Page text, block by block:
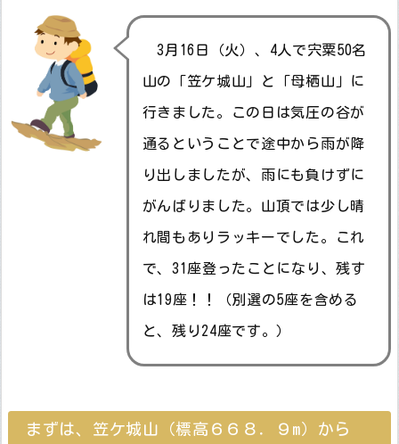
3月16日（火）、4人で宍粟50名
山の「笠ケ城山」と「母栖山」に
行きました。この日は気圧の谷が
通るということで途中から雨が降
り出しましたが、雨にも負けずに
がんばりました。山頂では少し晴
れ間もありラッキーでした。これ
で、31座登ったことになり、残す
は19座！！（別選の5座を含める
と、残り24座です。）
まずは、笠ケ城山（標高６６８．９m）から